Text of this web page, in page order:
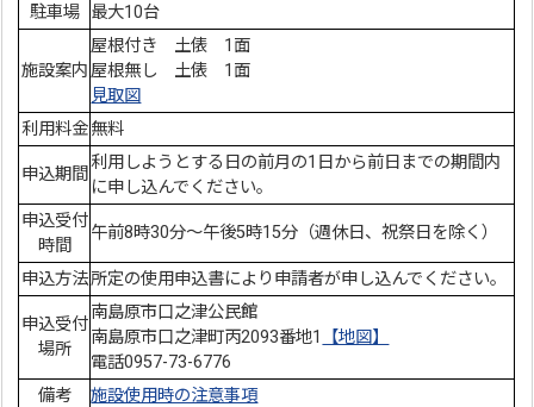
駐車場 最大10台
施設案内
屋根付き 土俵 1面
屋根無し 土俵 1面
見取図
利用料金無料
申込期間
利用しようとする日の前月の1日から前日までの期間内
に申し込んでください。
申込受付
時間
午前8時30分～午後5時15分（週休日、祝祭日を除く）
申込方法所定の使用申込書により申請者が申し込んでください。
申込受付
場所
南島原市口之津公民館
南島原市口之津町丙2093番地1
【地図】
電話0957-73-6776
備考
施設使用時の注意事項